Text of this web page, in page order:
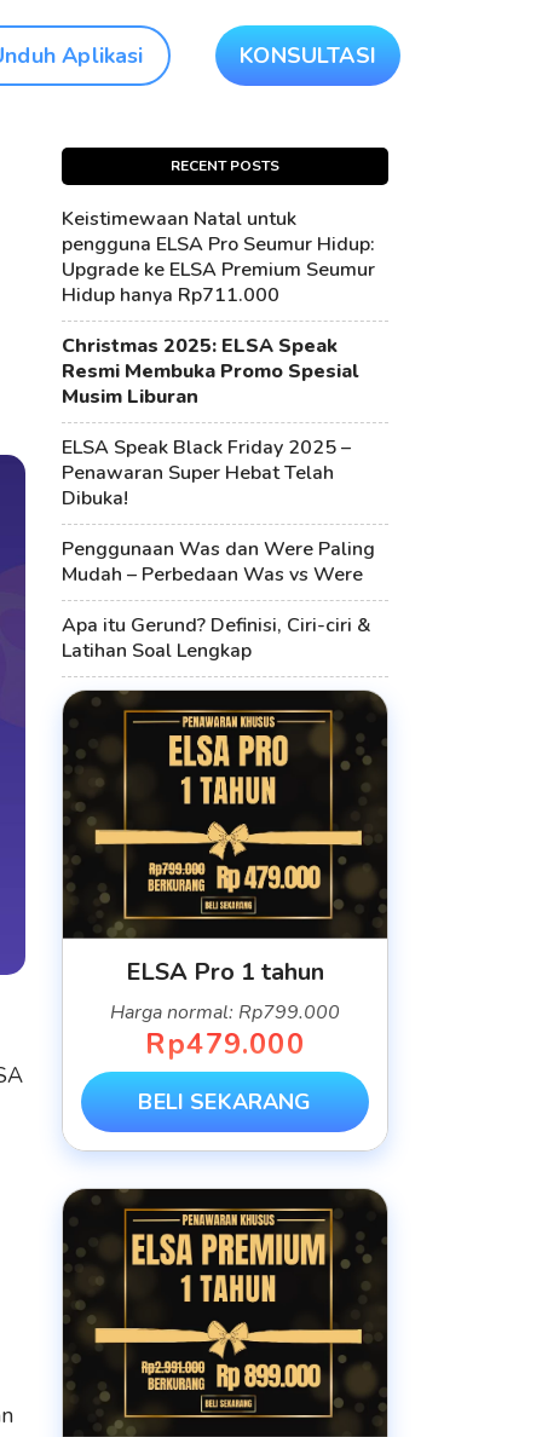
Aplikasi KONSULTASI
RECENT POSTS
Keistimewaan Natal untuk
pengguna ELSA Pro Seumur Hidup:
Upgrade ke ELSA Premium Seumur
Hidup hanya Rp711.000
Christmas 2025: ELSA Speak
Resmi Membuka Promo Spesial
Musim Liburan
ELSA Speak Black Friday 2025 –
Penawaran Super Hebat Telah
Dibuka!
Penggunaan Was dan Were Paling
Mudah – Perbedaan Was vs Were
Apa itu Gerund? Definisi, Ciri-ciri &
Latihan Soal Lengkap
ELSA Pro 1 tahun
Harga normal: Rp799.000
Rp479.000
BELI SEKARANG